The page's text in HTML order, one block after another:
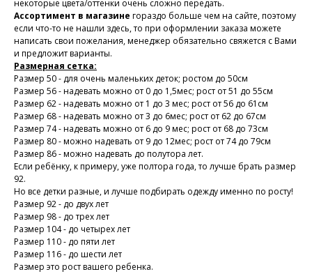
некоторые цвета/оттенки очень сложно передать.
Ассортимент в магазине гораздо больше чем на сайте, поэтому
если что-то не нашли здесь, то при оформлении заказа можете
написать свои пожелания, менеджер обязательно свяжется с Вами
и предложит варианты.
Размерная сетка:
Размер 50 - для очень маленьких деток; ростом до 50см
Размер 56 - надевать можно от 0 до 1,5мес; рост от 51 до 55см
Размер 62 - надевать можно от 1 до 3 мес; рост от 56 до 61см
Размер 68 - надевать можно от 3 до 6мес; рост от 62 до 67см
Размер 74 - надевать можно от 6 до 9 мес; рост от 68 до 73см
Размер 80 - можно надевать от 9 до 12мес; рост от 74 до 79см
Размер 86 - можно надевать до полутора лет.
Если ребёнку, к примеру, уже полтора года, то лучше брать размер
92.
Но все детки разные, и лучше подбирать одежду именно по росту!
Размер 92 - до двух лет
Размер 98 - до трех лет
Размер 104 - до четырех лет
Размер 110 - до пяти лет
Размер 116 - до шести лет
Размер это рост вашего ребенка.